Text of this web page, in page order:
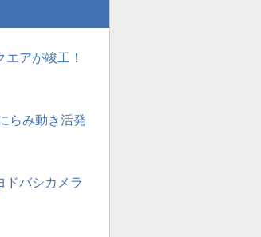
アが竣工！
らみ動き活発
ドバシカメラ